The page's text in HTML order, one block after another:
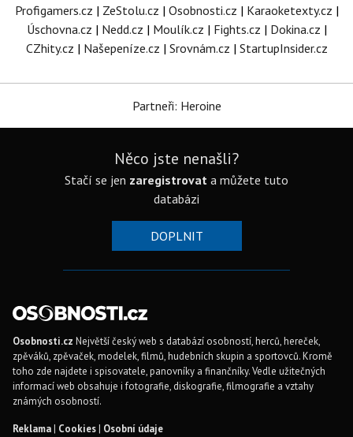
Profigamers.cz | ZeStolu.cz | Osobnosti.cz | Karaoketexty.cz |
Úschovna.cz | Nedd.cz | Moulík.cz | Fights.cz | Dokina.cz |
CZhity.cz | Našepeníze.cz | Srovnám.cz | StartupInsider.cz
Partneři: Heroine
Něco jste nenašli?
Stačí se jen zaregistrovat a můžete tuto
databázi
DOPLNIT
Osobnosti.cz Největší český web s databází osobností, herců, hereček,
zpěváků, zpěvaček, modelek, filmů, hudebních skupin a sportovců. Kromě
toho zde najdete i spisovatele, panovníky a finančníky. Vedle užitečných
informací web obsahuje i fotografie, diskografie, filmografie a vztahy
známých osobností.
Reklama| Cookies| Osobní údaje